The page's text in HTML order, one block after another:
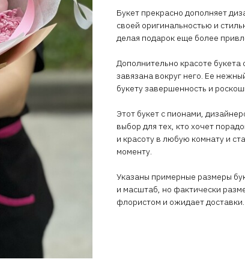
Букет прекрасно дополняет
своей оригинальностью и
делая подарок еще более
Дополнительно красоте букета
завязана вокруг него. Ее
букету завершенность и
Этот букет с пионами,
выбор для тех, кто хочет
и красоту в любую комнату и
моменту.
Указаны примерные размеры
и масштаб, но фактически
флористом и ожидает доставки.